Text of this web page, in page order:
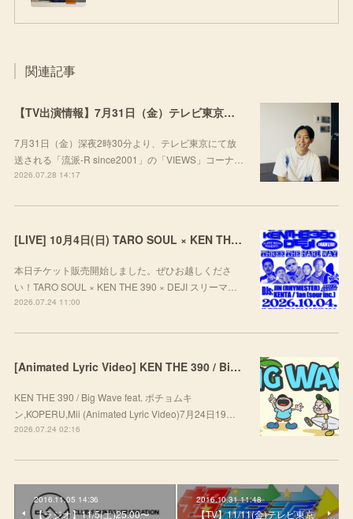
関連記事
【TV出演情報】7月31日（金）テレビ東京「流派-R since2001」
7月31日（金）深夜2時30分より、テレビ東京にて放
送される「流派-R since2001」の「VIEWS」コーナ…
2026.07.28 14:17
[LIVE] 10月4日(日) TARO SOUL × KEN THE 390 × DEJI スリーマンLIVE "THREE THE HARD WAY” @ ORD. 代官山
本日チケット販売開始しました。ぜひお越しくださ
い！TARO SOUL × KEN THE 390 × DEJI スリーマ…
2026.07.24 11:00
[Animated Lyric Video] KEN THE 390 / Big Wave feat. ポチョムキン,KOPERU,Mii
KEN THE 390 / Big Wave feat. ポチョムキ
ン,KOPERU,Mii (Animated Lyric Video)7月24日19…
2026.07.24 02:16
2016.11.05 14:36
【ラジオ】11/5(土)25:00〜
2016.10.31 11:48
【TV】11/11(金)テレビ東京